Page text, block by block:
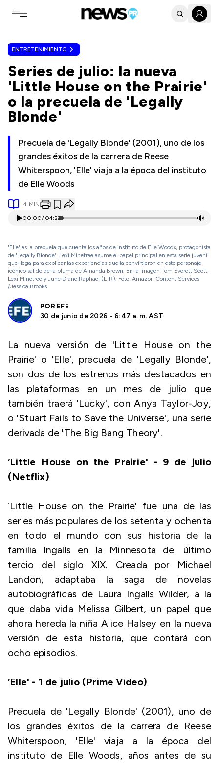
Toggle navigation menu
ENTRETENIMIENTO
Series de julio: la nueva
'Little House on the Prairie'
o la precuela de 'Legally
Blonde'
Precuela de 'Legally Blonde' (2001), uno de los
grandes éxitos de la carrera de Reese
Whiterspoon, 'Elle' viaja a la época del instituto
de Elle Woods
4 MIN
00:00/ 04:29
'Elle' es la precuela que cuenta los años de instituto de Elle Woods, protagonista
de 'Legally Blonde'. Lexi Minetree asume el papel principal en esta serie juvenil
que llega para explicar las experiencias que la convirtieron en este personaje
icónico salido de la pluma de Amanda Brown. En la imagen Tom Everett Scott,
Lexi Minetree y June Diane Raphael (L-R). Foto: Amazon Content Services
/Jessica Brooks
POR EFE
30 de junio de 2026 • 6:47 a. m. AST
La nueva versión de 'Little House on the
Prairie' o 'Elle', precuela de 'Legally Blonde',
son dos de los estrenos más destacados en
las plataformas en un mes de julio que
también traerá 'Lucky', con Anya Taylor-Joy,
o 'Stuart Fails to Save the Universe', una serie
derivada de 'The Big Bang Theory'.
‘Little House on the Prairie' - 9 de julio
(Netflix)
‘Little House on the Prairie' fue una de las
series más populares de los setenta y ochenta
en todo el mundo con sus historia de la
familia Ingalls en la Minnesota del último
tercio del siglo XIX. Creada por Michael
Landon, adaptaba la saga de novelas
autobiográficas de Laura Ingalls Wilder, a la
que daba vida Melissa Gilbert, un papel que
ahora hereda la niña Alice Halsey en la nueva
versión de esta historia, que contará con
ocho episodios.
‘Elle' - 1 de julio (Prime Vídeo)
Precuela de 'Legally Blonde' (2001), uno de
los grandes éxitos de la carrera de Reese
Whiterspoon, 'Elle' viaja a la época del
instituto de Elle Woods, años antes de su